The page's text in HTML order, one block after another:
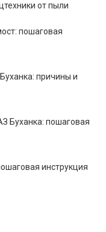
от пыли
пошаговая
причины и
Буханка: пошаговая
инструкция